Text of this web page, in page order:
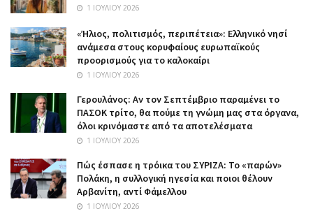
1 ΙΟΥΛΊΟΥ 2026
«Ήλιος, πολιτισμός, περιπέτεια»: Ελληνικό νησί
ανάμεσα στους κορυφαίους ευρωπαϊκούς
προορισμούς για το καλοκαίρι
1 ΙΟΥΛΊΟΥ 2026
Γερουλάνος: Αν τον Σεπτέμβριο παραμένει το
ΠΑΣΟΚ τρίτο, θα πούμε τη γνώμη μας στα όργανα,
όλοι κρινόμαστε από τα αποτελέσματα
1 ΙΟΥΛΊΟΥ 2026
Πώς έσπασε η τρόικα του ΣΥΡΙΖΑ: Το «παρών»
Πολάκη, η συλλογική ηγεσία και ποιοι θέλουν
Αρβανίτη, αντί Φάμελλου
1 ΙΟΥΛΊΟΥ 2026